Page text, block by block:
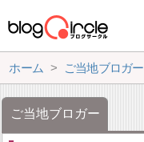
ホーム ご当地ブロガー
ご当地ブロガー